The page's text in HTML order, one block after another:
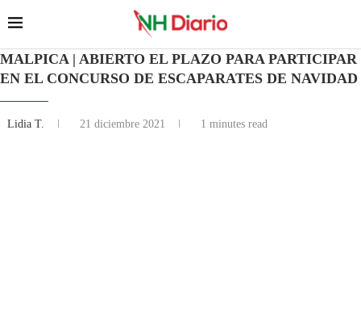
MALPICA | ABIERTO EL PLAZO PARA PARTICIPAR
EN EL CONCURSO DE ESCAPARATES DE NAVIDAD
Lidia T. 21 diciembre 2021 1 minutes read